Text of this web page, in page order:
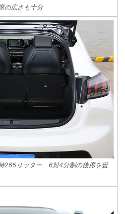
の広さも十分
265リッター 6対4分割の後席を畳